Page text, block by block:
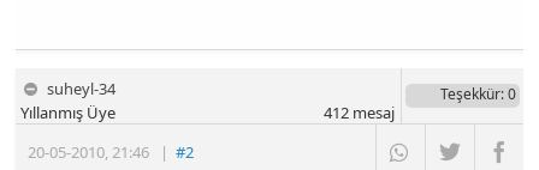
suheyl-34
20-05-2010,21:46 |#2
Yıllanmış Üye
Teşekkür: 0
412mesaj